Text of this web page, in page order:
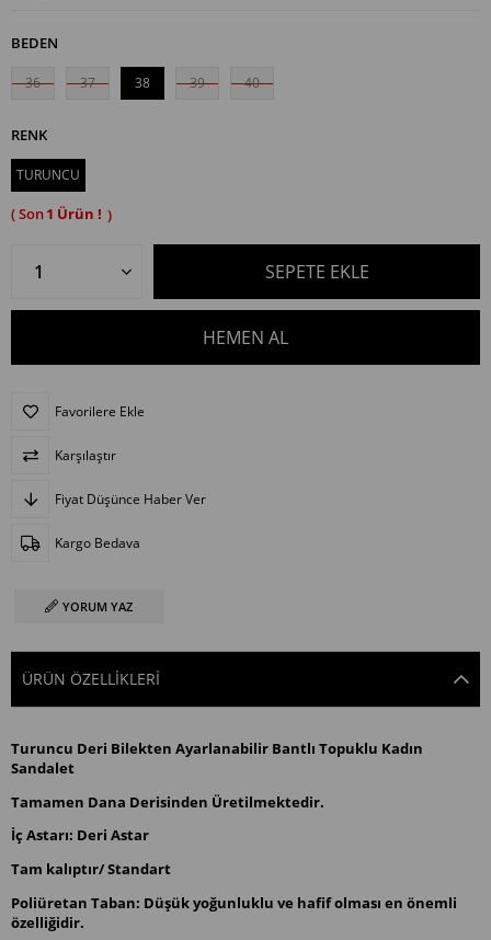
BEDEN
1
36 37 38 39 40
RENK
TURUNCU
Favorilere Ekle
Karşılaştır
Fiyat Düşünce Haber Ver
Kargo Bedava
YORUM YAZ
ÜRÜN ÖZELLIKLERI
Turuncu Deri Bilekten Ayarlanabilir Bantlı Topuklu Kadın
Sandalet
Tamamen Dana Derisinden Üretilmektedir.
İç Astarı: Deri Astar
Tam kalıptır/ Standart
Poliüretan Taban: Düşük yoğunluklu ve hafif olması en önemli
özelliğidir.